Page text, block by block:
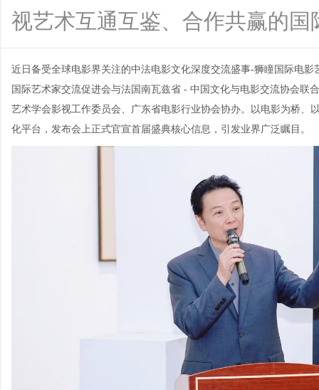
视艺术互通互鉴、合作共赢的国
近日备受全球电影界关注的中法电影文化深度交流盛事-狮瞳国际电
国际艺术家交流促进会与法国南瓦兹省 - 中国文化与电影交流协会联
艺术学会影视工作委员会、广东省电影行业协会协办。以电影为桥、
化平台，发布会上正式官宣首届盛典核心信息，引发业界广泛瞩目。